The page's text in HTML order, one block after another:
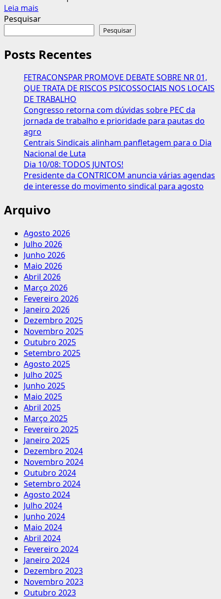
Leia mais
mais
Tebet
diz
que
PIB
deve
crescer
3,1%,
caso
economia
fique
estável
Pesquisar
Pesquisar
Posts Recentes
FETRACONSPAR PROMOVE DEBATE SOBRE NR 01,
QUE TRATA DE RISCOS PSICOSSOCIAIS NOS LOCAIS
DE TRABALHO
Congresso retorna com dúvidas sobre PEC da
jornada de trabalho e prioridade para pautas do
agro
Centrais Sindicais alinham panfletagem para o Dia
Nacional de Luta
Dia 10/08: TODOS JUNTOS!
Presidente da CONTRICOM anuncia várias agendas
de interesse do movimento sindical para agosto
Arquivo
Agosto 2026
Julho 2026
Junho 2026
Maio 2026
Abril 2026
Março 2026
Fevereiro 2026
Janeiro 2026
Dezembro 2025
Novembro 2025
Outubro 2025
Setembro 2025
Agosto 2025
Julho 2025
Junho 2025
Maio 2025
Abril 2025
Março 2025
Fevereiro 2025
Janeiro 2025
Dezembro 2024
Novembro 2024
Outubro 2024
Setembro 2024
Agosto 2024
Julho 2024
Junho 2024
Maio 2024
Abril 2024
Fevereiro 2024
Janeiro 2024
Dezembro 2023
Novembro 2023
Outubro 2023